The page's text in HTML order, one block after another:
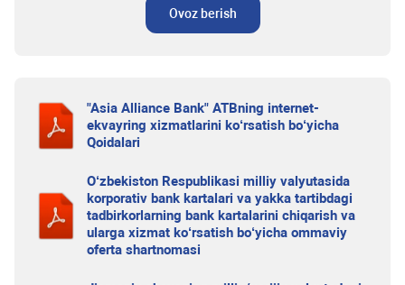
Ovoz berish
"Asia Alliance Bank" ATBning internet-
ekvayring xizmatlarini ko‘rsatish bo‘yicha
Qoidalari
O‘zbekiston Respublikasi milliy valyutasida
korporativ bank kartalari va yakka tartibdagi
tadbirkorlarning bank kartalarini chiqarish va
ularga xizmat ko‘rsatish bo‘yicha ommaviy
oferta shartnomasi